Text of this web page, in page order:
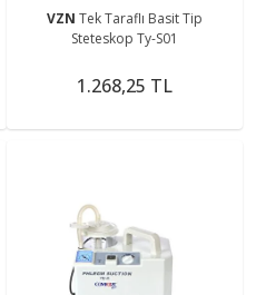
VZN Tek Taraflı Basit Tip
Steteskop Ty-S01
1.268,25 TL